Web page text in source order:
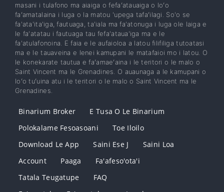
masani i tulafono ma aiaiga o fefaʻatauaiga o loʻo
faʻamatalaina i luga o la matou 'upega tafaʻilagi. So'o se
fa'ata'ita'iga, fautuaga, ta'iala ma fa'atonuga i luga ole laiga e
le fa'atatau i fautuaga tau fefa'ataua'iga ma e le
fa'atulafonoina. E faia e le aufaioloa a latou filifiliga tutoatasi
ma e le tauaveina e lenei kamupani le matafaioi mo i latou. O
le konekarate tautua e faʻamaeʻaina i le teritori o le malo o
Saint Vincent ma le Grenadines. O auaunaga a le kamupani o
loʻo tuʻuina atu i le teritori o le malo o Saint Vincent ma le
Grenadines.
Binarium Broker
E Tusa O Le Binarium
Polokalame Fesoasoani
Toe Iloilo
Download Le App
Saini Ese J
Saini Loa
Account
Paaga
Fa'afeso'ota'i
Tatala Teugatupe
FAQ